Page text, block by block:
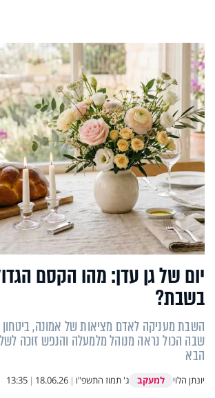
יום של גן עדן: מהו הקסם
בשבת?
השבת מעניקה לאדם מציאות של אמונה, ביטחון
שבה הכול נראה מנוהל מלמעלה והנפש זוכה
הבא
יונתן הלוי למעקב ג' תמוז התשפ"ו |
18.06.26
|
13:35